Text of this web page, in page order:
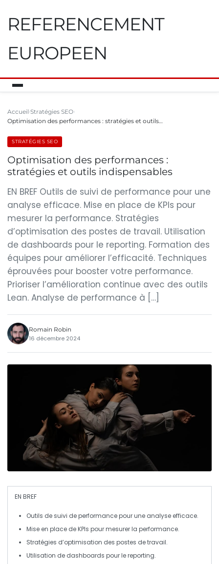
REFERENCEMENT
EUROPEEN
Accueil Stratégies SEO
Optimisation des performances : stratégies et outils…
STRATÉGIES SEO
Optimisation des performances :
stratégies et outils indispensables
EN BREF Outils de suivi de performance pour une
analyse efficace. Mise en place de KPIs pour
mesurer la performance. Stratégies
d’optimisation des postes de travail. Utilisation
de dashboards pour le reporting. Formation des
équipes pour améliorer l’efficacité. Techniques
éprouvées pour booster votre performance.
Prioriser l’amélioration continue avec des outils
Lean. Analyse de performance à […]
Romain Robin
16 décembre 2024
EN BREF
Outils de suivi de performancepour une analyse efficace.
Mise en place deKPIs pour mesurer la performance.
Stratégies d’optimisation des postes de travail.
Utilisation de dashboards pour le reporting.